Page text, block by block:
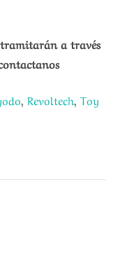
tramitarán a través
, Revoltech, Toy